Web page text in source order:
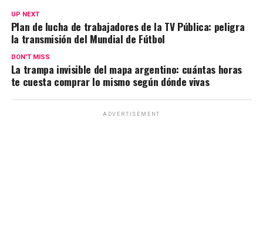
s
A
p
p
b
o
k
gr
a
Li
n
p
ar
UP NEXT
Plan de lucha de trabajadores de la TV Pública: peligra
la transmisión del Mundial de Fútbol
DON'T MISS
La trampa invisible del mapa argentino: cuántas horas
te cuesta comprar lo mismo según dónde vivas
ADVERTISEMENT